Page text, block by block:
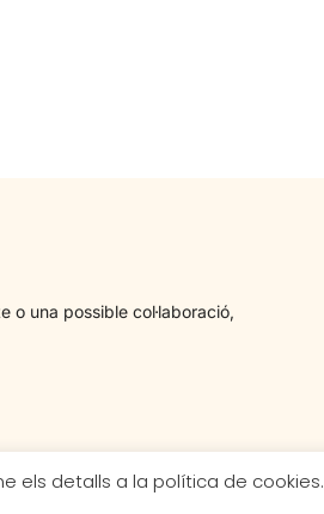
o una possible col·laboració,
els detalls a la política de cookies.